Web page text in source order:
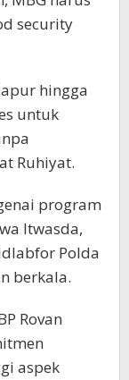
security
hingga
untuk
Ruhiyat.
program
Itwasda,
Polda
berkala.
Rovan
aspek